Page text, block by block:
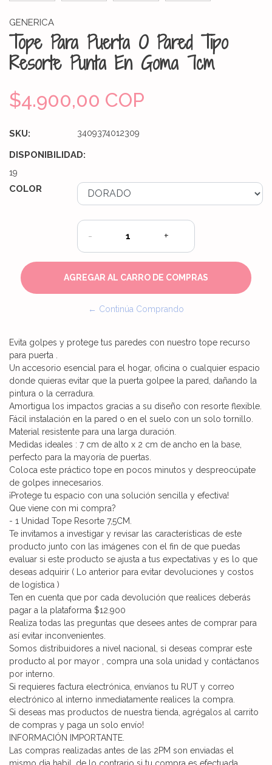
GENERICA
Tope Para Puerta O Pared Tipo
Resorte Punta En Goma 7cm
$4.900,00 COP
SKU: 3409374012309
DISPONIBILIDAD:
19
COLOR
- +
← Continúa Comprando
Evita golpes y protege tus paredes con nuestro tope recurso
para puerta .
Un accesorio esencial para el hogar, oficina o cualquier espacio
donde quieras evitar que la puerta golpee la pared, dañando la
pintura o la cerradura.
Amortigua los impactos gracias a su diseño con resorte flexible.
Fácil instalación en la pared o en el suelo con un solo tornillo.
Material resistente para una larga duración.
Medidas ideales : 7 cm de alto x 2 cm de ancho en la base,
perfecto para la mayoría de puertas.
Coloca este práctico tope en pocos minutos y despreocúpate
de golpes innecesarios.
¡Protege tu espacio con una solución sencilla y efectiva!
Que viene con mi compra?
- 1 Unidad Tope Resorte 7,5CM.
Te invitamos a investigar y revisar las características de este
producto junto con las imágenes con el fin de que puedas
evaluar si este producto se ajusta a tus expectativas y es lo que
deseas adquirir ( Lo anterior para evitar devoluciones y costos
de logística )
Ten en cuenta que por cada devolución que realices deberás
pagar a la plataforma $12.900
Realiza todas las preguntas que desees antes de comprar para
así evitar inconvenientes.
Somos distribuidores a nivel nacional, si deseas comprar este
producto al por mayor , compra una sola unidad y contáctanos
por interno.
Si requieres factura electrónica, envíanos tu RUT y correo
electrónico al interno inmediatamente realices la compra.
Si deseas mas productos de nuestra tienda, agrégalos al carrito
de compras y paga un solo envío!
INFORMACIÓN IMPORTANTE.
Las compras realizadas antes de las 2PM son enviadas el